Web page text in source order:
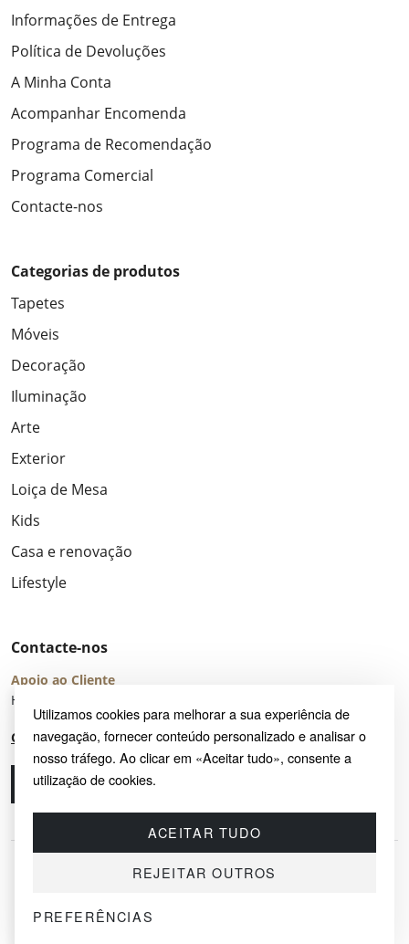
Utilizamos cookies para melhorar a sua experiência de
navegação, fornecer conteúdo personalizado e analisar o
nosso tráfego. Ao clicar em «Aceitar tudo», consente a
utilização de cookies.
ACEITAR TUDO
REJEITAR OUTROS
PREFERÊNCIAS
Informações de Entrega
Política de Devoluções
A Minha Conta
Acompanhar Encomenda
Programa de Recomendação
Programa Comercial
Contacte-nos
Categorias de produtos
Tapetes
Móveis
Decoração
Iluminação
Arte
Exterior
Loiça de Mesa
Kids
Casa e renovação
Lifestyle
Contacte-nos
Apoio ao Cliente
Horário de Atendimento: seg – sex 8:00 – 16:00 (UTC+2)
Centro de Ajuda
Ligue-nos
© 2026 SAYRUG OÜ · KESKLINNA LINNAOSA, AHTRI TN 12, 10151, TALLINN,